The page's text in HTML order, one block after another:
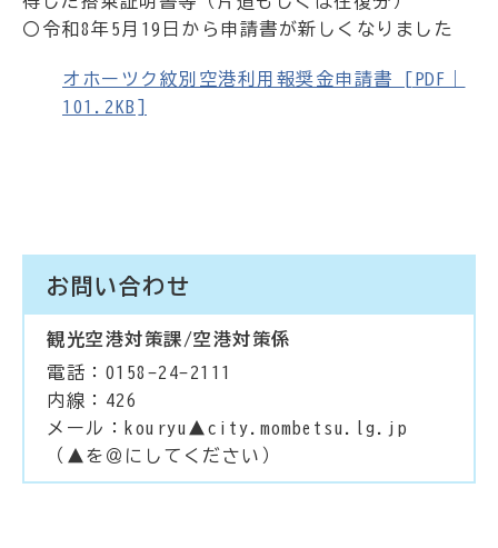
〇令和8年5月19日から申請書が新しくなりました
オホーツク紋別空港利用報奨金申請書 [PDF｜
101.2KB]
お問い合わせ
観光空港対策課/空港対策係
電話：0158-24-2111
内線：426
メール：kouryu▲city.mombetsu.lg.jp
（▲を＠にしてください）